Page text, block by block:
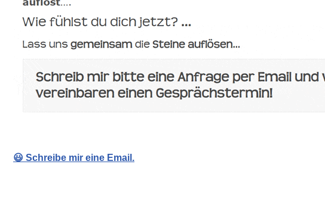
😃 Schreibe mir eine Email.